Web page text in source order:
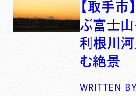
【取手市
ぶ富士山
利根川
む絶景
WRITTEN BY